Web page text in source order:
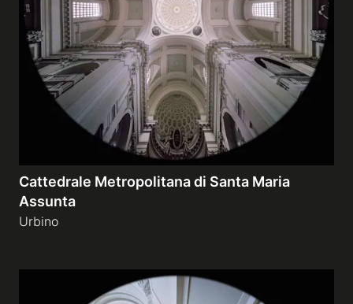
Cattedrale Metropolitana di Santa Maria
Assunta
Urbino